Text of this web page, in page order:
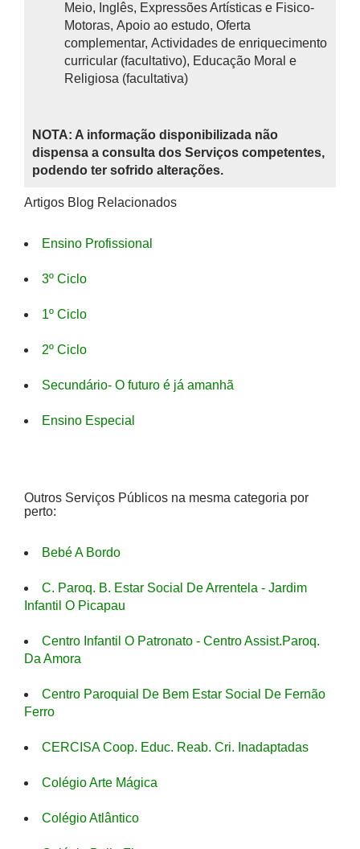
Meio, Inglês, Expressões Artísticas e Fisico-
Motoras, Apoio ao estudo, Oferta
complementar, Actividades de enriquecimento
curricular (facultativo), Educação Moral e
Religiosa (facultativa)
NOTA: A informação disponibilizada não
dispensa a consulta dos Serviços competentes,
podendo ter sofrido alterações.
Artigos Blog Relacionados
Ensino Profissional
3º Ciclo
1º Ciclo
2º Ciclo
Secundário- O futuro é já amanhã
Ensino Especial
Outros Serviços Públicos na mesma categoria por
perto:
Bebé A Bordo
C. Paroq. B. Estar Social De Arrentela - Jardim
Infantil O Picapau
Centro Infantil O Patronato - Centro Assist.Paroq.
Da Amora
Centro Paroquial De Bem Estar Social De Fernão
Ferro
CERCISA Coop. Educ. Reab. Cri. Inadaptadas
Colégio Arte Mágica
Colégio Atlântico